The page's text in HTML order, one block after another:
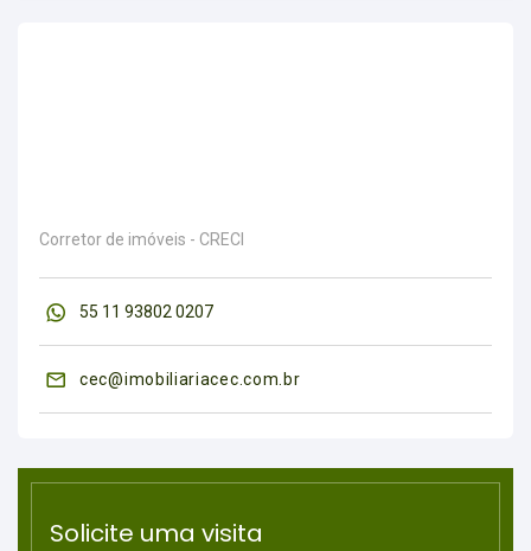
Corretor de imóveis - CRECI
55 11 93802 0207
cec@imobiliariacec.com.br
Solicite uma visita